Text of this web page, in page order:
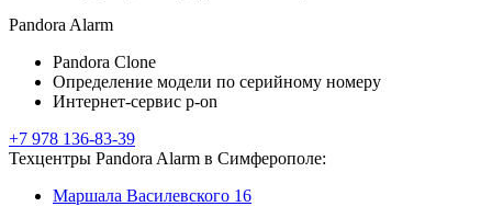
Pandora Alarm
Pandora Clone
Определение модели по серийному номеру
Интернет-сервис p-on
+7 978 136-83-39
Техцентры Pandora Alarm в Симферополе:
Маршала Василевского 16